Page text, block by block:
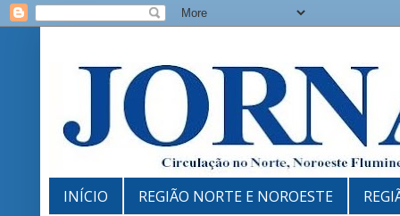
INÍCIO REGIÃO NORTE E NOROESTE